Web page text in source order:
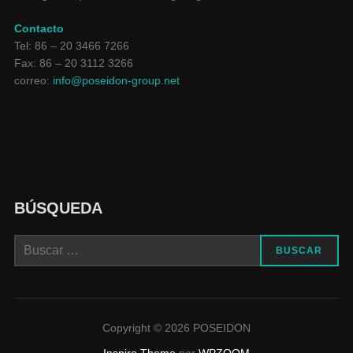
Contacto
Tel: 86 – 20 3466 7266
Fax: 86 – 20 3112 3266
correo: info@poseidon-group.net
BÚSQUEDA
BUSCAR
Copyright © 2026 POSEIDON